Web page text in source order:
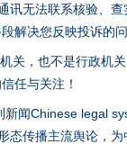
讯无法联系核验、查
解决您反映投诉的问
关，也不是行政机
任与关注！
闻Chinese legal
态传播主流舆论，为
千亩耕地变“别墅”